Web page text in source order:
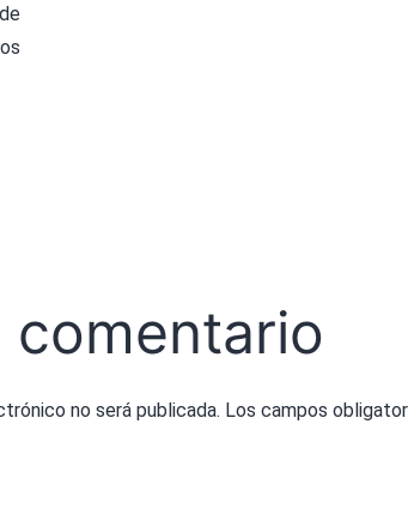
comentario
no será publicada. Los campos